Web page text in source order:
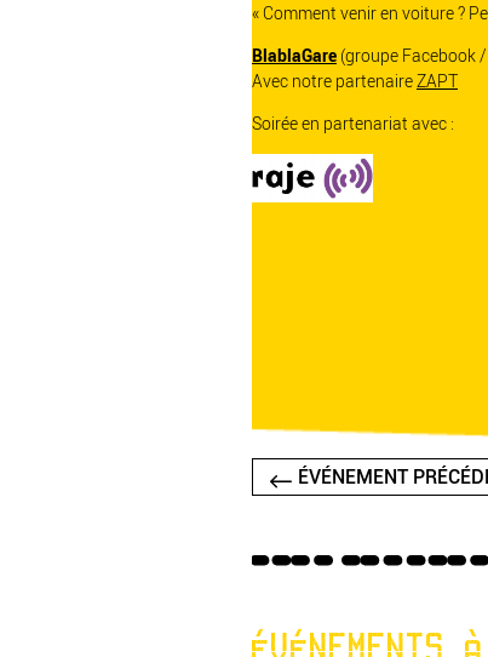
« Comment venir en voiture ?
BlablaGare (groupe Facebook
Avec notre partenaireZAPT
Soirée en partenariat avec :
ÉVÉNEMENT